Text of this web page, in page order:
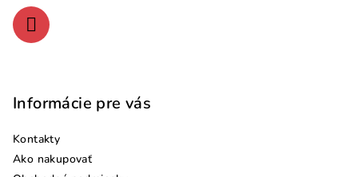
Informácie pre vás
Kontakty
Ako nakupovať